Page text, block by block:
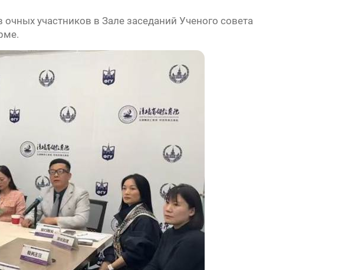
участников в Зале заседаний Ученого совета